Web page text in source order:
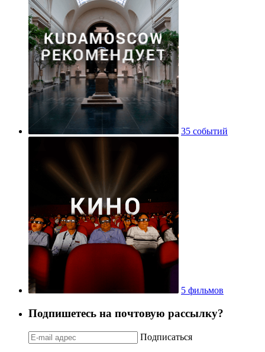
35 событий
5 фильмов
Подпишетесь на почтовую рассылку?
Подписаться